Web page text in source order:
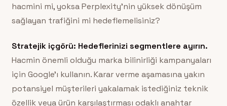
hacmini mi, yoksa Perplexity’nin yüksek dönüşüm
sağlayan trafiğini mi hedeflemelisiniz?
Stratejik içgörü: Hedeflerinizi segmentlere ayırın.
Hacmin önemli olduğu marka bilinirliği kampanyaları
için Google’ı kullanın. Karar verme aşamasına yakın
potansiyel müşterileri yakalamak istediğiniz teknik
özellik veya ürün karşılaştırması odaklı anahtar